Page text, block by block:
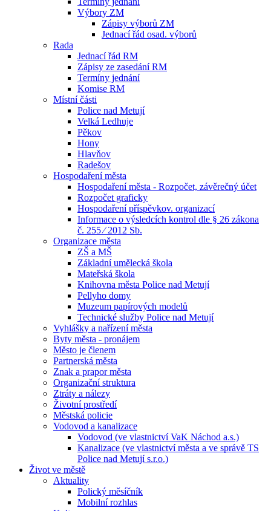
Výbory ZM
Zápisy výborů ZM
Jednací řád osad. výborů
Rada
Jednací řád RM
Zápisy ze zasedání RM
Termíny jednání
Komise RM
Místní části
Police nad Metují
Velká Ledhuje
Pěkov
Hony
Hlavňov
Radešov
Hospodaření města
Hospodaření města - Rozpočet, závěrečný účet
Rozpočet graficky
Hospodaření příspěvkov. organizací
Informace o výsledcích kontrol dle § 26 zákona
č. 255 ⁄ 2012 Sb.
Organizace města
ZŠ a MŠ
Základní umělecká škola
Mateřská škola
Knihovna města Police nad Metují
Pellyho domy
Muzeum papírových modelů
Technické služby Police nad Metují
Vyhlášky a nařízení města
Byty města - pronájem
Město je členem
Partnerská města
Znak a prapor města
Organizační struktura
Ztráty a nálezy
Životní prostředí
Městská policie
Vodovod a kanalizace
Vodovod (ve vlastnictví VaK Náchod a.s.)
Kanalizace (ve vlastnictví města a ve správě TS
Police nad Metují s.r.o.)
Život ve městě
Aktuality
Polický měsíčník
Mobilní rozhlas